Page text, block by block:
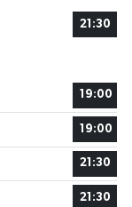
21:30
19:00
19:00
21:30
21:30